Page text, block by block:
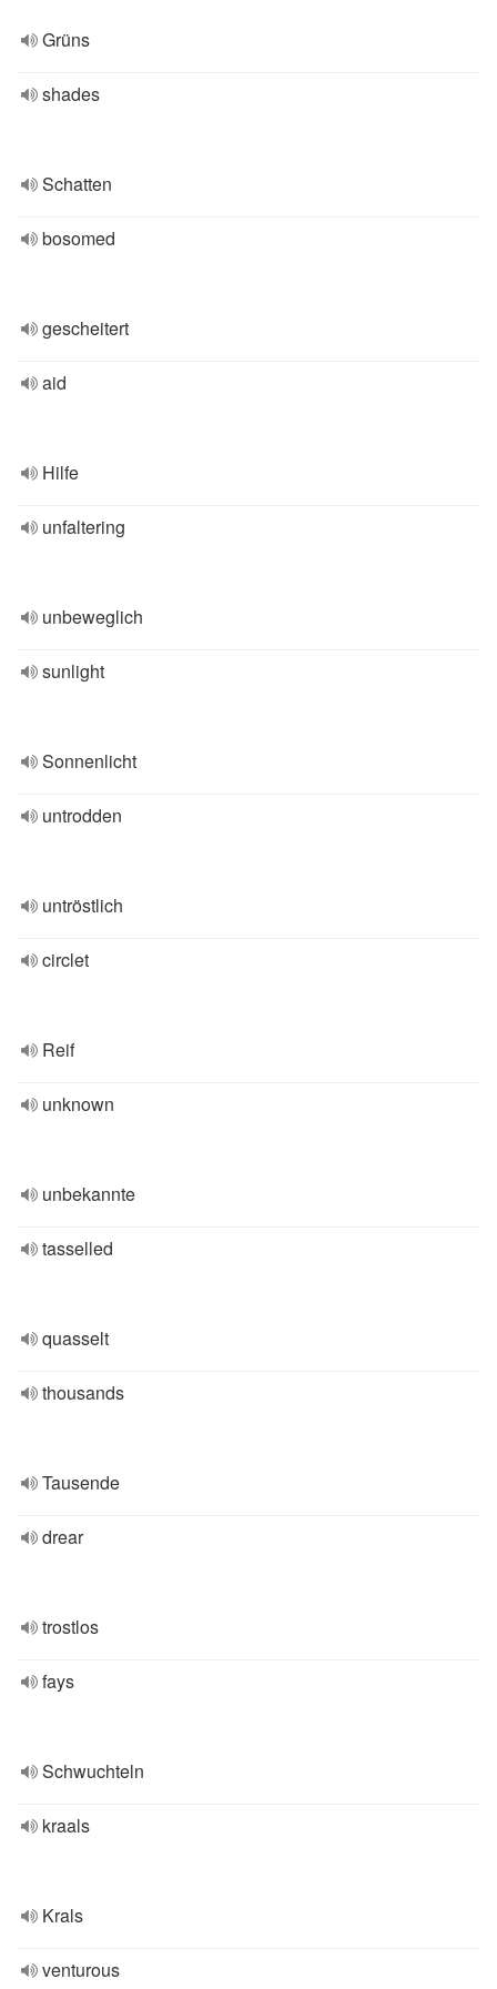
Grüns
shades
Schatten
bosomed
gescheitert
aid
Hilfe
unfaltering
unbeweglich
sunlight
Sonnenlicht
untrodden
untröstlich
circlet
Reif
unknown
unbekannte
tasselled
quasselt
thousands
Tausende
drear
trostlos
fays
Schwuchteln
kraals
Krals
venturous